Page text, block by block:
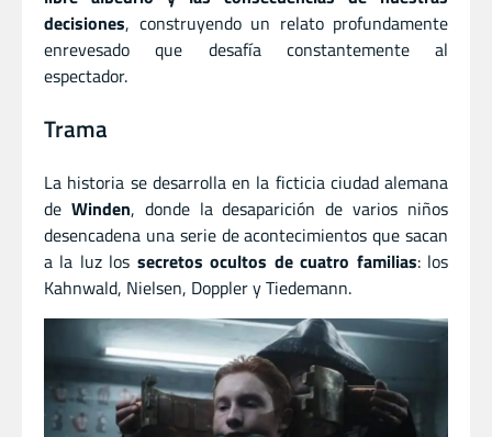
decisiones, construyendo un relato profundamente
enrevesado que desafía constantemente al
espectador.
Trama
La historia se desarrolla en la ficticia ciudad alemana
de Winden, donde la desaparición de varios niños
desencadena una serie de acontecimientos que sacan
a la luz los secretos ocultos de cuatro familias: los
Kahnwald, Nielsen, Doppler y Tiedemann.